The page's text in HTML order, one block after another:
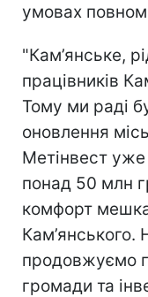
умовах
"Кам’янське,
працівників
Тому ми раді
оновлення
Метінвест
понад 50 млн
комфорт
Кам’янського.
продовжуємо
громади та